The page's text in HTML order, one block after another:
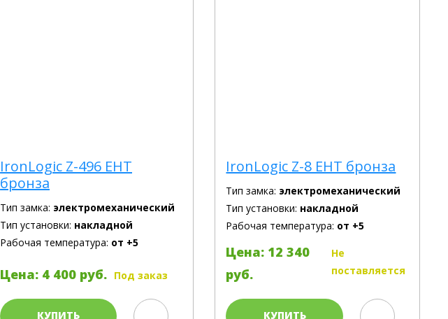
IronLogic Z-496 EHT
бронза
Тип замка: электромеханический
Тип установки: накладной
Рабочая температура: от +5
Цена: 4 400 руб. Под заказ
КУПИТЬ
IronLogic Z-8 EHT бронза
Тип замка: электромеханический
Тип установки: накладной
Рабочая температура: от +5
Цена: 12 340
руб.
Не
поставляется
КУПИТЬ